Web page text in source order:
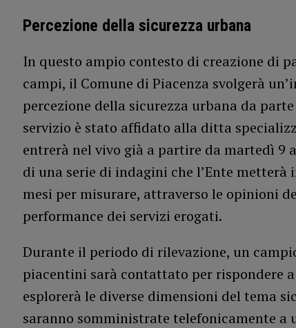
Percezione della sicurezza urbana
In questo ampio contesto di creazione di
campi, il Comune di Piacenza svolgerà
percezione della sicurezza urbana da
servizio è stato affidato alla ditta
entrerà nel vivo già a partire da martedì 9
di una serie di indagini che l’Ente metterà
mesi per misurare, attraverso le opinioni
performance dei servizi erogati.
Durante il periodo di rilevazione, un
piacentini sarà contattato per rispondere
esplorerà le diverse dimensioni del tema
saranno somministrate telefonicamente a